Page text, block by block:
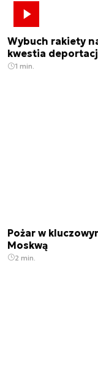
Wybuch rakiety
kwestia
1 min.
Pożar w
Moskwą
2 min.